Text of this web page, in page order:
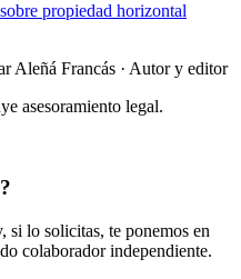
propiedad horizontal
Aleñá Francás · Autor y editor
asesoramiento legal.
si lo solicitas, te ponemos en
colaborador independiente.